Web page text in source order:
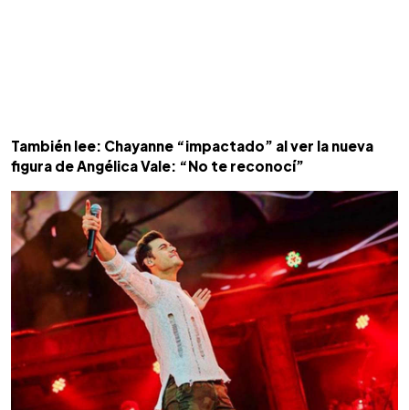
También lee: Chayanne “impactado” al ver la nueva
figura de Angélica Vale: “No te reconocí”